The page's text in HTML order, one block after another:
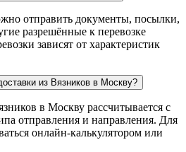
отправить документы, посылки,
разрешённые к перевозке
зависят от характеристик
из Вязников в Москву?
в Москву рассчитывается с
отправления и направления. Для
онлайн-калькулятором или